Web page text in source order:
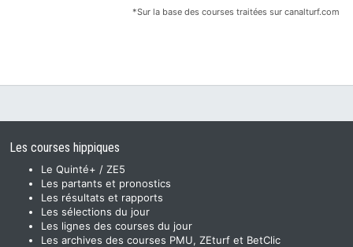
*Sur la base des courses traitées sur canalturf.com
Les courses hippiques
Le Quinté+ / ZE5
Les partants et pronostics
Les résultats et rapports
Les sélections du jour
Les lignes des courses du jour
Les archives des courses PMU, ZEturf et BetClic